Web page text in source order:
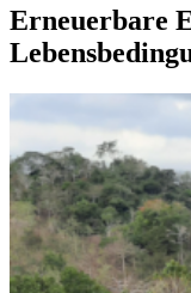
Erneuerbare